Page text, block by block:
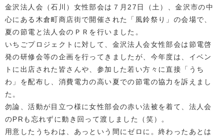
金沢法人会（石川）女性部会は７月27日（土）、金沢市の中
心にある木倉町商店街で開催された「風鈴祭り」の会場で、
夏の節電と法人会のＰＲを行いました。
いちごプロジェクトに対して、金沢法人会女性部会は節電啓
発の研修会等の企画を行ってきましたが、今年度は、イベン
トに出店された皆さんや、参加した若い方々に直接「うち
わ」を配布し、消費電力の高い夏での節電の協力を訴えまし
た。
勿論、活動が目立つ様に女性部会の赤い法被を着て、法人会
のPRも忘れずに動き回って渡しました（笑）。
用意したうちわは、あっという間にゼロに。終わったあとは